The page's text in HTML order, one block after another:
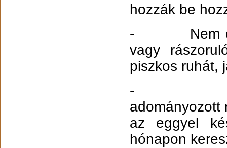
hozzák be
- Nem
vagy
piszkos ruhát,
- Nagy
adományozott
az eggyel
hónapon